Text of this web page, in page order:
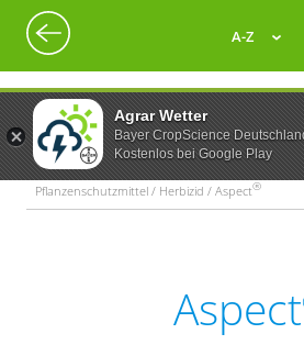
Agrar Wetter
Bayer CropScience
Kostenlos bei Google Play
A-Z
Pflanzenschutzmittel / Herbizid / Aspect®
Aspect